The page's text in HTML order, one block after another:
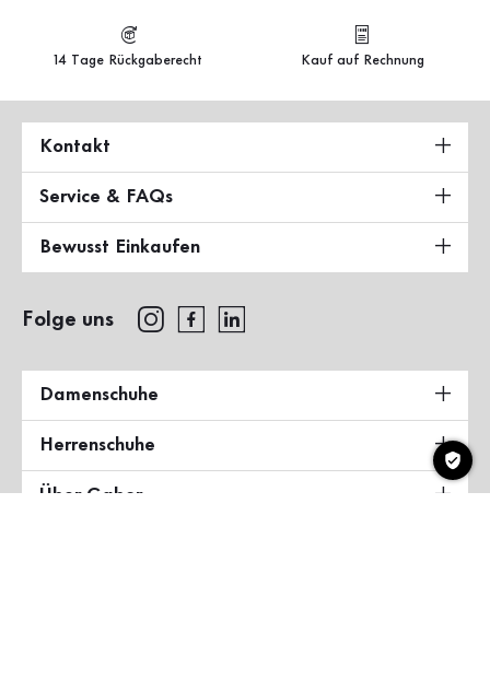
14 Tage Rückgaberecht Kauf auf Rechnung
Kontakt
Service & FAQs
Bewusst Einkaufen
Folge uns
Damenschuhe
Herrenschuhe
Über Gabor